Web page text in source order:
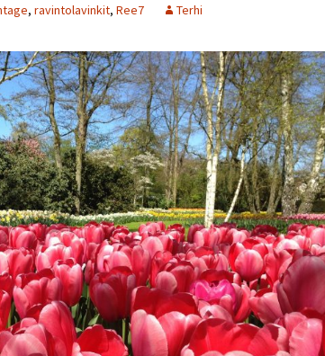
, ravintolavinkit, Ree7 Terhi